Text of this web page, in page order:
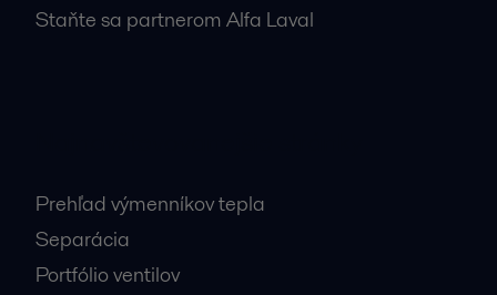
Staňte sa partnerom Alfa Laval
Prehľad výmenníkov tepla
Separácia
Portfólio ventilov